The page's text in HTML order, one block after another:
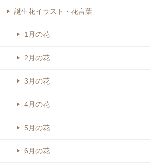
誕生花イラスト・花言葉
1月の花
2月の花
3月の花
4月の花
5月の花
6月の花